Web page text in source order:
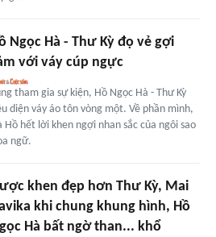
Ngọc Hà - Thư Kỳ đọ vẻ gợi
với váy cúp ngực
tham gia sự kiện, Hồ Ngọc Hà - Thư Kỳ
diện váy áo tôn vòng một. Về phần mình,
Hồ hết lời khen ngợi nhan sắc của ngôi sao
ngữ.
khen đẹp hơn Thư Kỳ, Mai
khi chung khung hình, Hồ
Hà bất ngờ than... khổ